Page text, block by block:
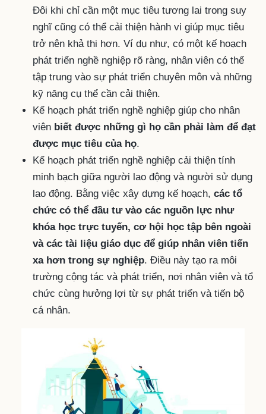
Đôi khi chỉ cần một mục tiêu tương lai trong suy
nghĩ cũng có thể cải thiện hành vi giúp mục tiêu
trở nên khả thi hơn. Ví dụ như, có một kế hoạch
phát triển nghề nghiệp rõ ràng, nhân viên có thể
tập trung vào sự phát triển chuyên môn và những
kỹ năng cụ thể cần cải thiện.
Kế hoạch phát triển nghề nghiệp giúp cho nhân
viên biết được những gì họ cần phải làm để đạt
được mục tiêu của họ.
Kế hoạch phát triển nghề nghiệp cải thiện tính
minh bạch giữa người lao động và người sử dụng
lao động. Bằng việc xây dựng kế hoạch, các tổ
chức có thể đầu tư vào các nguồn lực như
khóa học trực tuyến, cơ hội học tập bên ngoài
và các tài liệu giáo dục để giúp nhân viên tiến
xa hơn trong sự nghiệp. Điều này tạo ra môi
trường cộng tác và phát triển, nơi nhân viên và tổ
chức cùng hưởng lợi từ sự phát triển và tiến bộ
cá nhân.